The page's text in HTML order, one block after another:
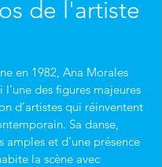
de l'artiste
en 1982, Ana Morales
l’une des figures majeures
d’artistes qui réinventent
Sa danse,
amples et d’une présence
la scène avec